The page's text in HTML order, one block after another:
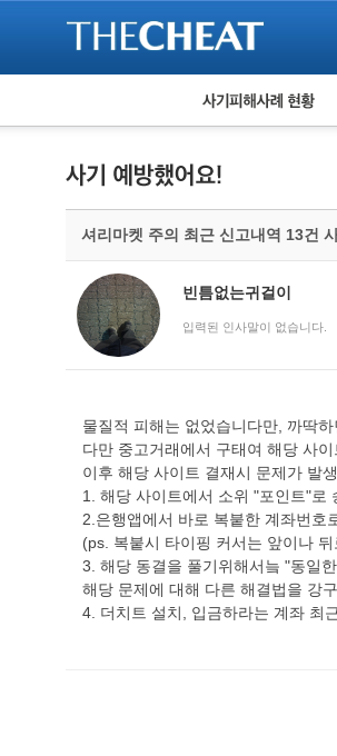
피해사례 현황
게임 · 비실물 피해사례
보이스피싱 피해사례
유해사이트 목록
비공개 피해사례
셔리마켓 주의 최근 신고내역 13건
빈틈없는귀걸이
입력된 인사말이 없습니다.
물질적 피해는 없었습니다만, 까딱
다만 중고거래에서 구태여 해당 사
이후 해당 사이트 결재시 문제가 발
1. 해당 사이트에서 소위 "포인트"로
2.은행앱에서 바로 복붙한 계좌번호
(ps. 복붙시 타이핑 커서는 앞이나
3. 해당 동결을 풀기위해서늨 "동일
해당 문제에 대해 다른 해결법을 강
4. 더치트 설치, 입금하라는 계좌 최